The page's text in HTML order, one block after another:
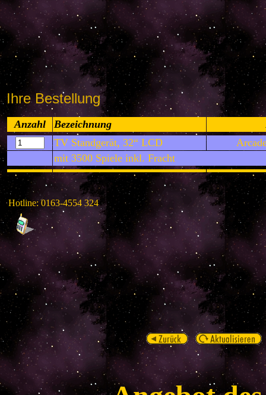
Ihre Bestellung
Anzahl
Bezeichnung
TV Standgerät, 32“ LCD
mit 3500 Spiele inkl. Fracht
Hotline: 0163-4554 324